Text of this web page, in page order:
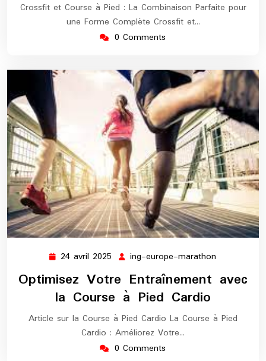
Crossfit et Course à Pied : La Combinaison Parfaite pour
une Forme Complète Crossfit et…
0 Comments
24 avril 2025 24
2025
ing-europe-marathon
marathon
Optimisez Votre Entraînement avec
la Course à Pied Cardio
Article sur la Course à Pied Cardio La Course à Pied
Cardio : Améliorez Votre…
0 Comments